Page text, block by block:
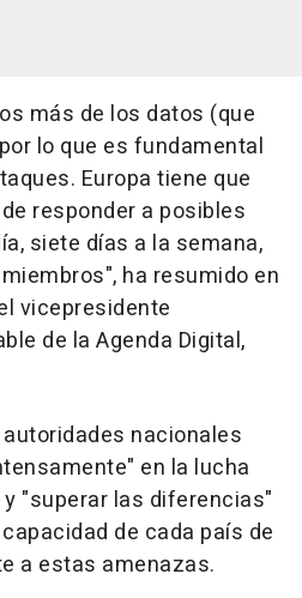
más de los datos (que
lo que es fundamental
Europa tiene que
responder a posibles
siete días a la semana,
ha resumido en
vicepresidente
de la Agenda Digital,
nacionales
en la lucha
"superar las diferencias"
de cada país de
a estas amenazas.